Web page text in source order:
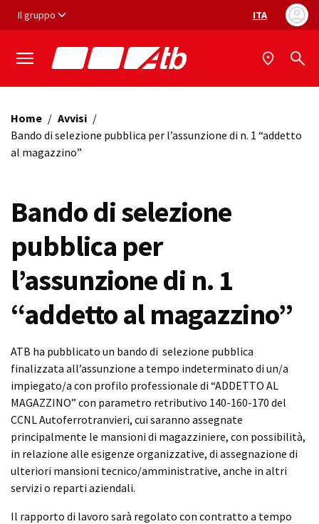
Vai ai contenuti
Vai al footer
Il gruppo Selezione
ITA
Home / Avvisi /
Bando di selezione pubblica per l’assunzione di n. 1 “addetto
al magazzino”
Bando di selezione
pubblica per
l’assunzione di n. 1
“addetto al magazzino”
ATB ha pubblicato un bando di selezione pubblica
finalizzata all’assunzione a tempo indeterminato di un/a
impiegato/a con profilo professionale di “ADDETTO AL
MAGAZZINO” con parametro retributivo 140-160-170 del
CCNL Autoferrotranvieri, cui saranno assegnate
principalmente le mansioni di magazziniere, con possibilità,
in relazione alle esigenze organizzative, di assegnazione di
ulteriori mansioni tecnico/amministrative, anche in altri
servizi o reparti aziendali.
Il rapporto di lavoro sarà regolato con contratto a tempo